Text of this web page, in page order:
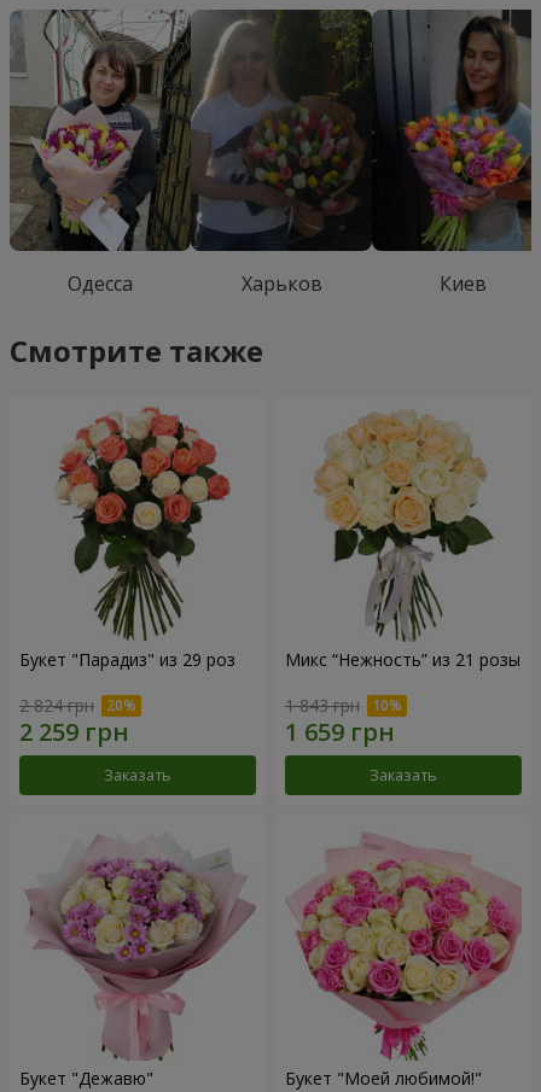
Одесса Харьков Киев
Смотрите также
Букет "Парадиз" из 29 роз
2 824 грн
Заказать
Микс “Нежность” из 21 розы
1 843 грн
Заказать
Букет "Дежавю" Букет "Моей любимой!"